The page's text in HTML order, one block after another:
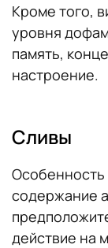
Кроме того,
уровня
память,
настроение.
Сливы
Особенность
содержание
действие на